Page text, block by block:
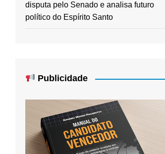
disputa pelo Senado e analisa futuro
político do Espírito Santo
Publicidade